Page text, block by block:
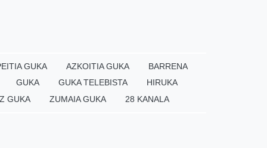
GUKA AZKOITIA GUKA
BARRENA
GUKA
GUKA TELEBISTA
HIRUKA
GUKA
ZUMAIA GUKA 28 KANALA